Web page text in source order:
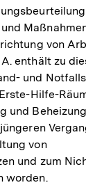
von
enthält zu
und
Hilfe-
und
von
und zum
worden.